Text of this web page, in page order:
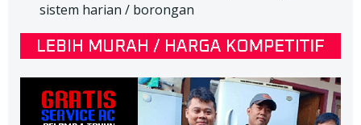
sistem harian / borongan